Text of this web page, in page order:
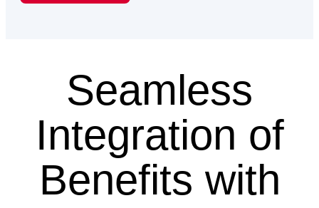
Seamless
Integration of
Benefits with